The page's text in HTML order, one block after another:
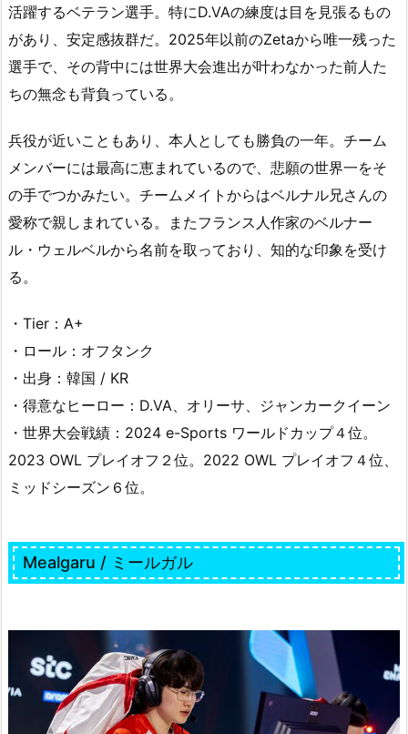
活躍するベテラン選手。特にD.VAの練度は目を見張るもの
があり、安定感抜群だ。2025年以前のZetaから唯一残った
選手で、その背中には世界大会進出が叶わなかった前人た
ちの無念も背負っている。
兵役が近いこともあり、本人としても勝負の一年。チーム
メンバーには最高に恵まれているので、悲願の世界一をそ
の手でつかみたい。チームメイトからはベルナル兄さんの
愛称で親しまれている。またフランス人作家のベルナー
ル・ウェルベルから名前を取っており、知的な印象を受け
る。
・Tier：A+
・ロール：オフタンク
・出身：韓国 / KR
・得意なヒーロー：D.VA、オリーサ、ジャンカークイーン
・世界大会戦績：2024 e-Sports ワールドカップ４位。
2023 OWL プレイオフ２位。2022 OWL プレイオフ４位、
ミッドシーズン６位。
Mealgaru / ミールガル